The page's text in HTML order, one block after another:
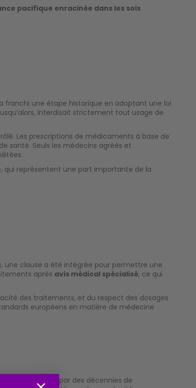
pacifique enracinée dans les sols
a franchi une étape historique en adoptant une loi
interdisait strictement tout usage de
Les prescriptions de médicaments à base de
santé. Seuls les médecins agréés et
, qui représentent une part importante de la
une clause a été intégrée pour permettre une
après avis médical spécialisé, ce qui
des traitements, et du respect des dosages
européens en matière de médecine
alimentée par des décennies de